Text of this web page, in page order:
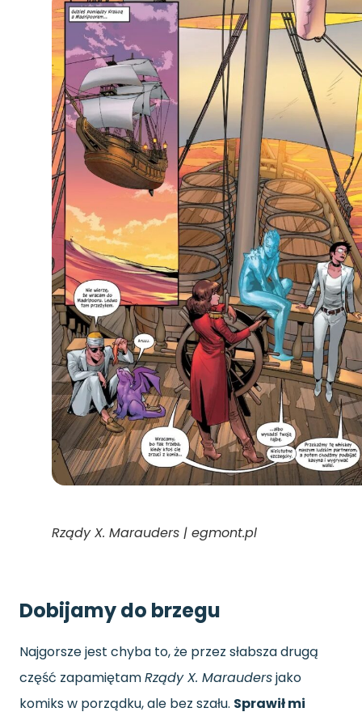
Rządy X. Marauders | egmont.pl
Dobijamy do brzegu
Najgorsze jest chyba to, że przez słabsza drugą
część zapamiętamRządy X. Maraudersjako
komiks w porządku, ale bez szału. Sprawił mi